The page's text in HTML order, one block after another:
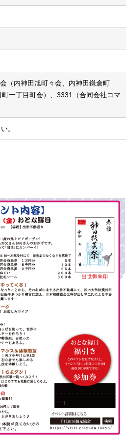
（内神田旭町々会、内神田鎌倉町
一丁目町会）、3331（合同会社コマ
。